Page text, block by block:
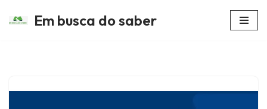
Em busca do saber